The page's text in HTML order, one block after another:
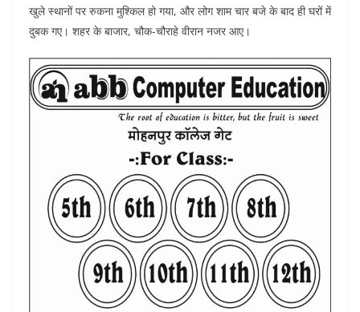
खुले स्थानों पर रुकना मुश्किल हो गया, और लोग शाम चार बजे के बाद ही घरों में
दुबक गए। शहर के बाजार, चौक-चौराहे वीरान नजर आए।